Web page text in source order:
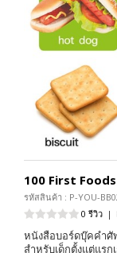
100 First
รหัสสินค้า : P-YOU-
0 รีวิว |
หนังสือบอร์ดบุ๊คคำศัพ
สำหรับเด็กตั้งแต่แรก